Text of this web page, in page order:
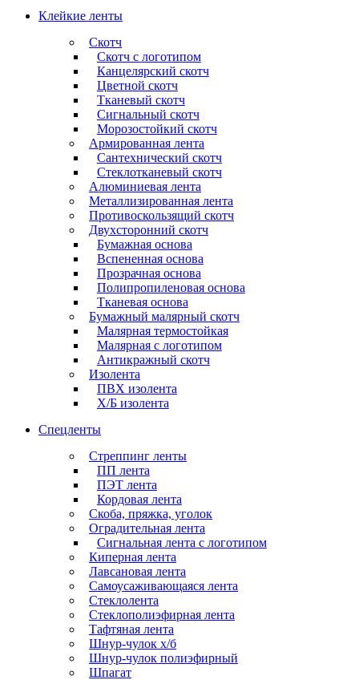
Клейкие ленты
Скотч
Скотч с логотипом
Канцелярский скотч
Цветной скотч
Тканевый скотч
Сигнальный скотч
Морозостойкий скотч
Армированная лента
Сантехнический скотч
Стеклотканевый скотч
Алюминиевая лента
Металлизированная лента
Противоскользящий скотч
Двухсторонний скотч
Бумажная основа
Вспененная основа
Прозрачная основа
Полипропиленовая основа
Тканевая основа
Бумажный малярный скотч
Малярная термостойкая
Малярная с логотипом
Антикражный скотч
Изолента
ПВХ изолента
Х/Б изолента
Спецленты
Стреппинг ленты
ПП лента
ПЭТ лента
Кордовая лента
Скоба, пряжка, уголок
Оградительная лента
Сигнальная лента с логотипом
Киперная лента
Лавсановая лента
Самоусаживающаяся лента
Стеклолента
Стеклополиэфирная лента
Тафтяная лента
Шнур-чулок х/б
Шнур-чулок полиэфирный
Шпагат